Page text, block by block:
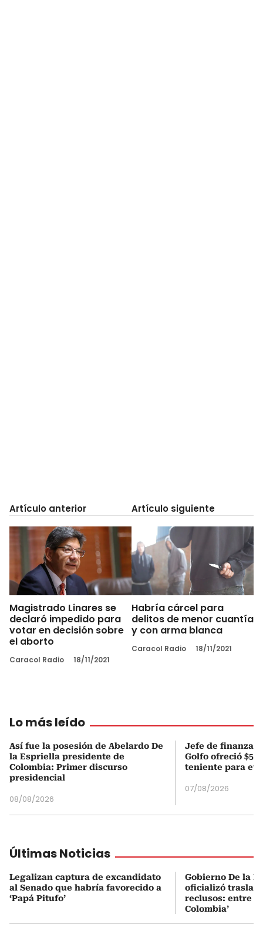
Artículo anterior
Magistrado Linares se
declaró impedido para
votar en decisión sobre
el aborto
Caracol Radio 18/11/2021
Artículo siguiente
Habría cárcel para
delitos de menor cuantía
y con arma blanca
Caracol Radio 18/11/2021
Lo más leído
Así fue la posesión de Abelardo De
la Espriella presidente de
Colombia: Primer discurso
presidencial
08/08/2026
Jefe de finanzas
Golfo ofreció
teniente para
07/08/2026
Últimas Noticias
Legalizan captura de excandidato
al Senado que habría favorecido a
‘Papá Pitufo’
Gobierno De la
oficializó
reclusos: entre
Colombia’